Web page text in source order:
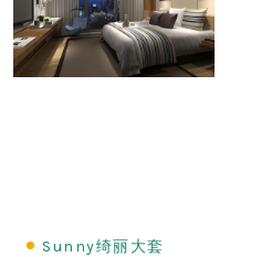
Sunny绮丽大套